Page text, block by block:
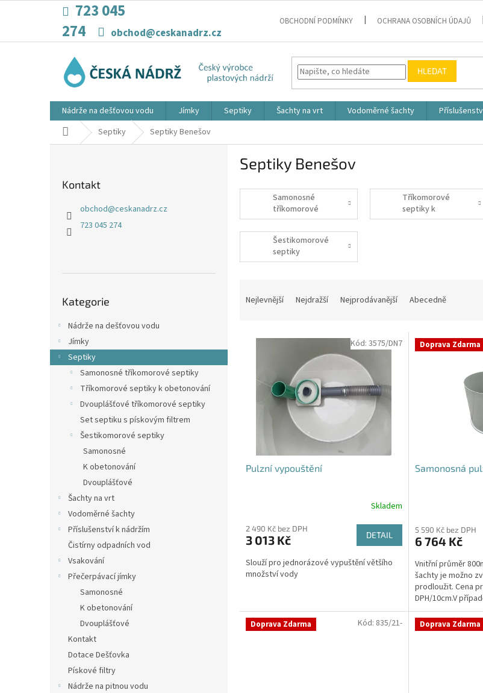
723 045
274
obchod@ceskanadrz.cz
OBCHODNÍ PODMÍNKY OCHRANA OSOBNÍCH ÚDAJŮ
HLEDAT
Nádrže na dešťovou vodu Jímky Septiky Šachty na vrt Vodoměrné šachty
Domů Septiky Septiky Benešov
Kontakt
obchod@ceskanadrz.cz
723 045 274
kategorie
Kategorie
Nádrže na dešťovou vodu
Jímky
Septiky
Samonosné tříkomorové septiky
Tříkomorové septiky k obetonování
Dvouplášťové tříkomorové septiky
Set septiku s pískovým filtrem
Šestikomorové septiky
Samonosné
K obetonování
Dvouplášťové
Šachty na vrt
Vodoměrné šachty
Příslušenství k nádržím
Čistírny odpadních vod
Vsakování
Přečerpávací jímky
Samonosné
K obetonování
Dvouplášťové
Kontakt
Dotace Dešťovka
Pískové filtry
Nádrže na pitnou vodu
Septiky Benešov
Samonosné
tříkomorové
septiky
Tříkomorové
septiky k
obetonování
Šestikomorové
septiky
Nejlevnější Nejdražší Nejprodávanější Abecedně
Pulzní vypouštění
Skladem
2 490 Kč bez DPH
3 013 Kč DETAIL
Slouží pro jednorázové vypuštění většího
množství vody
Kód: 3575/DN7 Doprava Zdarma
Samonosná
produktu
je
z
5
hvězdiček.
5 590 Kč bez DPH
6 764 Kč
Vnitřní průměr
šachty je možno
prodloužit. Cena
DPH/10cm.V
šachty napište
Doprava Zdarma Kód: 835/21- Doprava Zdarma